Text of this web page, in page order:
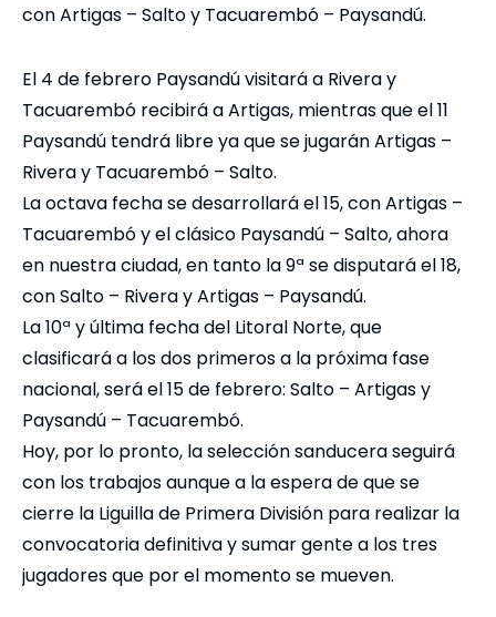
con Artigas – Salto y Tacuarembó – Paysandú.
El 4 de febrero Paysandú visitará a Rivera y
Tacuarembó recibirá a Artigas, mientras que el 11
Paysandú tendrá libre ya que se jugarán Artigas –
Rivera y Tacuarembó – Salto.
La octava fecha se desarrollará el 15, con Artigas –
Tacuarembó y el clásico Paysandú – Salto, ahora
en nuestra ciudad, en tanto la 9ª se disputará el 18,
con Salto – Rivera y Artigas – Paysandú.
La 10ª y última fecha del Litoral Norte, que
clasificará a los dos primeros a la próxima fase
nacional, será el 15 de febrero: Salto – Artigas y
Paysandú – Tacuarembó.
Hoy, por lo pronto, la selección sanducera seguirá
con los trabajos aunque a la espera de que se
cierre la Liguilla de Primera División para realizar la
convocatoria definitiva y sumar gente a los tres
jugadores que por el momento se mueven.